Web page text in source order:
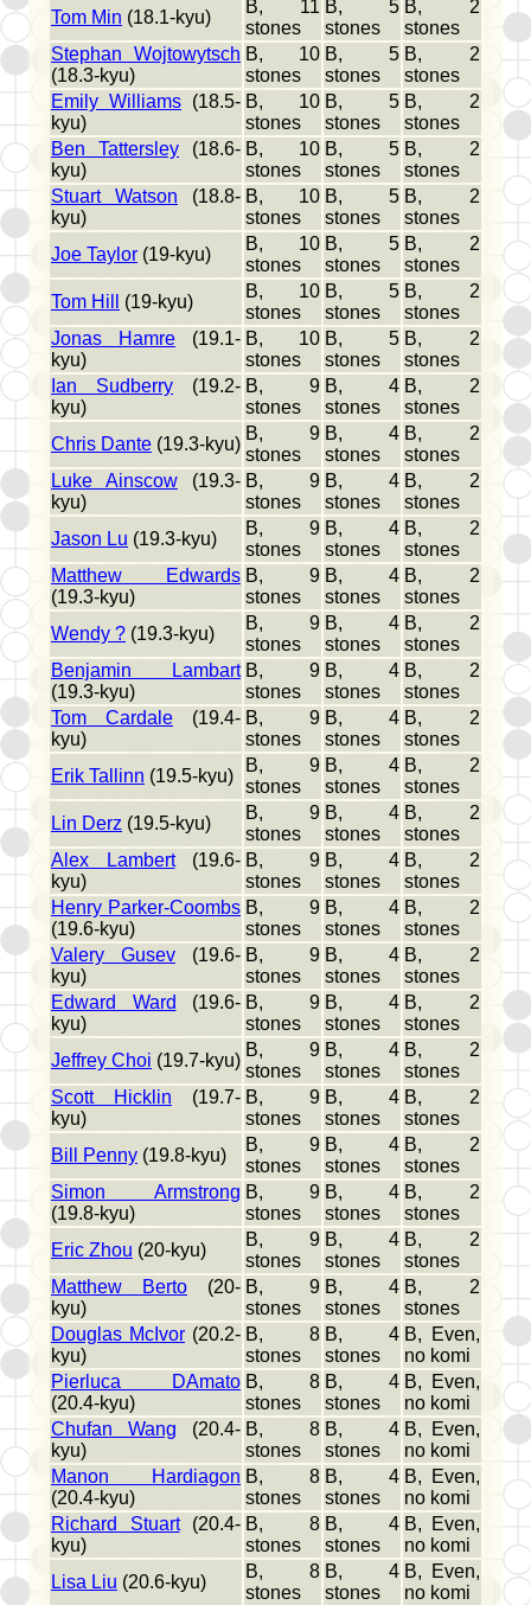
Tom Min (18.1-kyu)
B, 11
stones
B, 5
stones
B, 2
stones
Stephan Wojtowytsch
(18.3-kyu)
B, 10
stones
B, 5
stones
B, 2
stones
Emily Williams (18.5-
kyu)
B, 10
stones
B, 5
stones
B, 2
stones
Ben Tattersley (18.6-
kyu)
B, 10
stones
B, 5
stones
B, 2
stones
Stuart Watson (18.8-
kyu)
B, 10
stones
B, 5
stones
B, 2
stones
Joe Taylor (19-kyu)
B, 10
stones
B, 5
stones
B, 2
stones
Tom Hill
(19-kyu)
B, 10
stones
B, 5
stones
B, 2
stones
Jonas Hamre (19.1-
kyu)
B, 10
stones
B, 5
stones
B, 2
stones
Ian Sudberry (19.2-
kyu)
B, 9
stones
B, 4
stones
B, 2
stones
Chris Dante (19.3-kyu)
B, 9
stones
B, 4
stones
B, 2
stones
Luke Ainscow (19.3-
kyu)
B, 9
stones
B, 4
stones
B, 2
stones
Jason Lu (19.3-kyu)
B, 9
stones
B, 4
stones
B, 2
stones
Matthew Edwards
(19.3-kyu)
B, 9
stones
B, 4
stones
B, 2
stones
Wendy ? (19.3-kyu)
B, 9
stones
B, 4
stones
B, 2
stones
Benjamin Lambart
(19.3-kyu)
B, 9
stones
B, 4
stones
B, 2
stones
Tom Cardale (19.4-
kyu)
B, 9
stones
B, 4
stones
B, 2
stones
Erik Tallinn (19.5-kyu)
B, 9
stones
B, 4
stones
B, 2
stones
Lin Derz (19.5-kyu)
B, 9
stones
B, 4
stones
B, 2
stones
Alex Lambert(19.6-
kyu)
B, 9
stones
B, 4
stones
B, 2
stones
Henry Parker-Coombs
(19.6-kyu)
B, 9
stones
B, 4
stones
B, 2
stones
Valery Gusev (19.6-
kyu)
B, 9
stones
B, 4
stones
B, 2
stones
Edward Ward (19.6-
kyu)
B, 9
stones
B, 4
stones
B, 2
stones
Jeffrey Choi (19.7-kyu)
B, 9
stones
B, 4
stones
B, 2
stones
Scott Hicklin (19.7-
kyu)
B, 9
stones
B, 4
stones
B, 2
stones
Bill Penny (19.8-kyu)
B, 9
stones
B, 4
stones
B, 2
stones
Simon Armstrong
(19.8-kyu)
B, 9
stones
B, 4
stones
B, 2
stones
Eric Zhou (20-kyu)
B, 9
stones
B, 4
stones
B, 2
stones
Matthew Berto (20-
kyu)
B, 9
stones
B, 4
stones
B, 2
stones
Douglas McIvor (20.2-
kyu)
B, 8
stones
B, 4
stones
B, Even,
no komi
Pierluca DAmato
(20.4-kyu)
B, 8
stones
B, 4
stones
B, Even,
no komi
Chufan Wang (20.4-
kyu)
B, 8
stones
B, 4
stones
B, Even,
no komi
Manon Hardiagon
(20.4-kyu)
B, 8
stones
B, 4
stones
B, Even,
no komi
Richard Stuart(20.4-
kyu)
B, 8
stones
B, 4
stones
B, Even,
no komi
Lisa Liu (20.6-kyu)
B, 8
stones
B, 4
stones
B, Even,
no komi